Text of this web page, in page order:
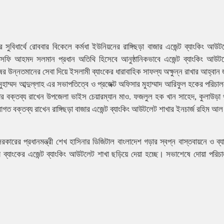
রোববার বিকেলে কর্মধা ইউনিয়নের রাঙ্গিছড়া বাজার এজেন্ট ব্যাংকিং
আহমদ সলমান প্রধান অতিথি হিসেবে আনুষ্ঠানিকভাবে এজেন্ট ব্যাংকিং
সেবা দিয়ে ইসলামী ব্যাংকের ধারাবাহিক সাফল্য অক্ষুন্ন রাখার আহ্বান
আব্দুল্লাহ এর সভাপতিত্বে ও প্রজেক্ট অফিসার মুহাম্মাদ আরিফুল হকের
বক্তব্য রাখেন উপজেলা ভাইস চেয়ারম্যান মাও. ফজলুল হক খান সাহেদ, কুলাউড়া
বক্তব্য রাখেন রাঙ্গিছড়া বাজার এজেন্ট ব্যাংকিং আউটলেট শাখার ইনচার্জ রহিম
প্রধানমন্ত্রী শেখ হাসিনার ডিজিটাল বাংলাদেশ গড়ার স্বপ্ন বাস্তবায়নে ও
এজেন্ট ব্যাংকিং আউটলেট শাখা ছড়িয়ে দেয়া হচ্ছে। সভাশেষে দোয়া